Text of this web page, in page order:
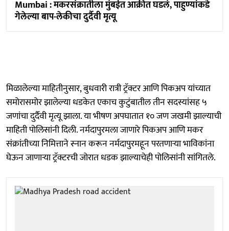
Mumbai : मकरसंक्रातीला मुंबईत आक्रीत घडलं, पाहुण्यांकडे
गेलेल्या बाप-लेकीचा दुर्दैवी मृत्यू
मिळालेल्या माहितीनुसार, बुधवारी रात्री ट्रॅक्टर आणि पिकअप यांच्यात
समोरासमोर झालेल्या धडकेत एकाच कुटुंबातील तीन सदस्यांसह ५
जणांचा दुर्दैवी मृत्यू झाला. या भीषण अपघातात १० जण जखमी झाल्याची
माहिती पोलिसांनी दिली. नर्मदापुरमला जाणारे पिकअप आणि मकर
संक्रांतीच्या निमित्ताने स्नान करून नर्मदापुरमहून परतणाऱ्या भाविकांना
घेऊन जाणाऱ्या ट्रॅक्टरची जोरात धडक झाल्याचेही पोलिसांनी सांगितले.